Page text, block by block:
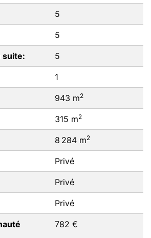
5
5
suite: 5
1
943 m2
315 m2
8 284 m2
Privé
Privé
Privé
782 €